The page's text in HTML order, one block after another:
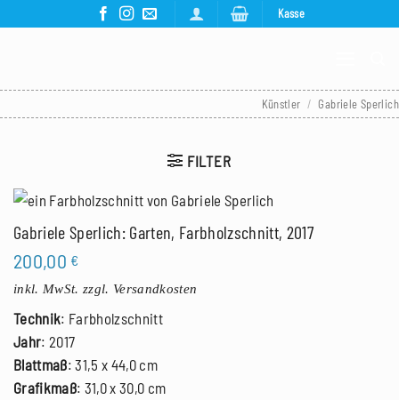
Kasse
Künstler / Gabriele Sperlich
FILTER
Gabriele Sperlich: Garten, Farbholzschnitt, 2017
200,00 €
inkl. MwSt. zzgl. Versandkosten
Technik: Farbholzschnitt
Jahr: 2017
Blattmaß: 31,5 x 44,0 cm
Grafikmaß: 31,0 x 30,0 cm